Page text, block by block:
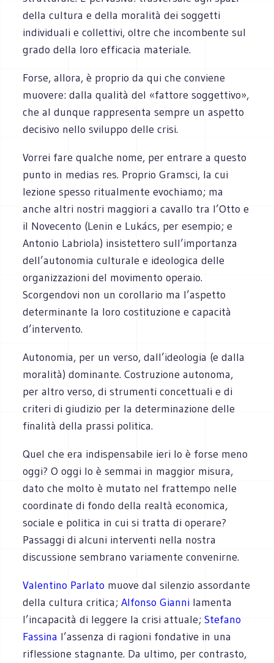
della cultura e della moralità dei soggetti
individuali e collettivi, oltre che incombente sul
grado della loro efficacia materiale.
Forse, allora, è proprio da qui che conviene
muovere: dalla qualità del «fattore soggettivo»,
che al dunque rappresenta sempre un aspetto
decisivo nello sviluppo delle crisi.
Vorrei fare qualche nome, per entrare a questo
punto in medias res. Proprio Gramsci, la cui
lezione spesso ritualmente evochiamo; ma
anche altri nostri maggiori a cavallo tra l’Otto e
il Novecento (Lenin e Lukács, per esempio; e
Antonio Labriola) insistettero sull’importanza
dell’autonomia culturale e ideologica delle
organizzazioni del movimento operaio.
Scorgendovi non un corollario ma l’aspetto
determinante la loro costituzione e capacità
d’intervento.
Autonomia, per un verso, dall’ideologia (e dalla
moralità) dominante. Costruzione autonoma,
per altro verso, di strumenti concettuali e di
criteri di giudizio per la determinazione delle
finalità della prassi politica.
Quel che era indispensabile ieri lo è forse meno
oggi? O oggi lo è semmai in maggior misura,
dato che molto è mutato nel frattempo nelle
coordinate di fondo della realtà economica,
sociale e politica in cui si tratta di operare?
Passaggi di alcuni interventi nella nostra
discussione sembrano variamente convenirne.
Valentino Parlato muove dal silenzio assordante
della cultura critica;Alfonso Gianni lamenta
l’incapacità di leggere la crisi attuale;Stefano
Fassina l’assenza di ragioni fondative in una
riflessione stagnante. Da ultimo, per contrasto,